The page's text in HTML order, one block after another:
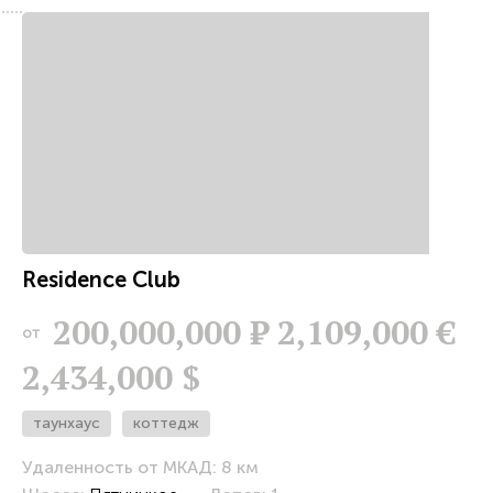
Residence Club
от 200,000,000 Р 2,109,000 €
2,434,000 $
таунхаус коттедж
Удаленность от МКАД: 8 км